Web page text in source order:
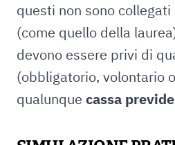
questi non sono
(come quello della
devono essere privi di
(obbligatorio, volontario
qualunque cassa